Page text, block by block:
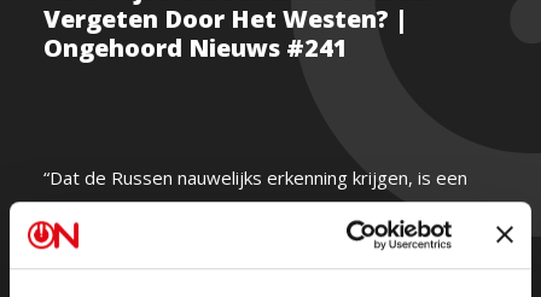
Vergeten Door Het Westen? |
Ongehoord Nieuws #241
“Dat de Russen nauwelijks erkenning krijgen, is een
schandvlek in de geschiedenis.”